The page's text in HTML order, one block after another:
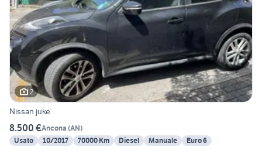
2
Nissan juke
8.500 €Ancona (AN)
Usato
10/2017 70000 Km Diesel Manuale Euro 6